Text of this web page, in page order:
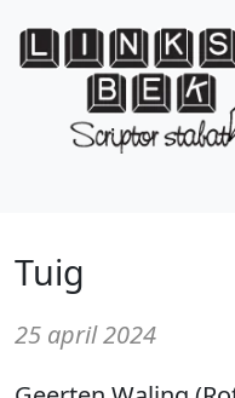
Tuig
25 april 2024